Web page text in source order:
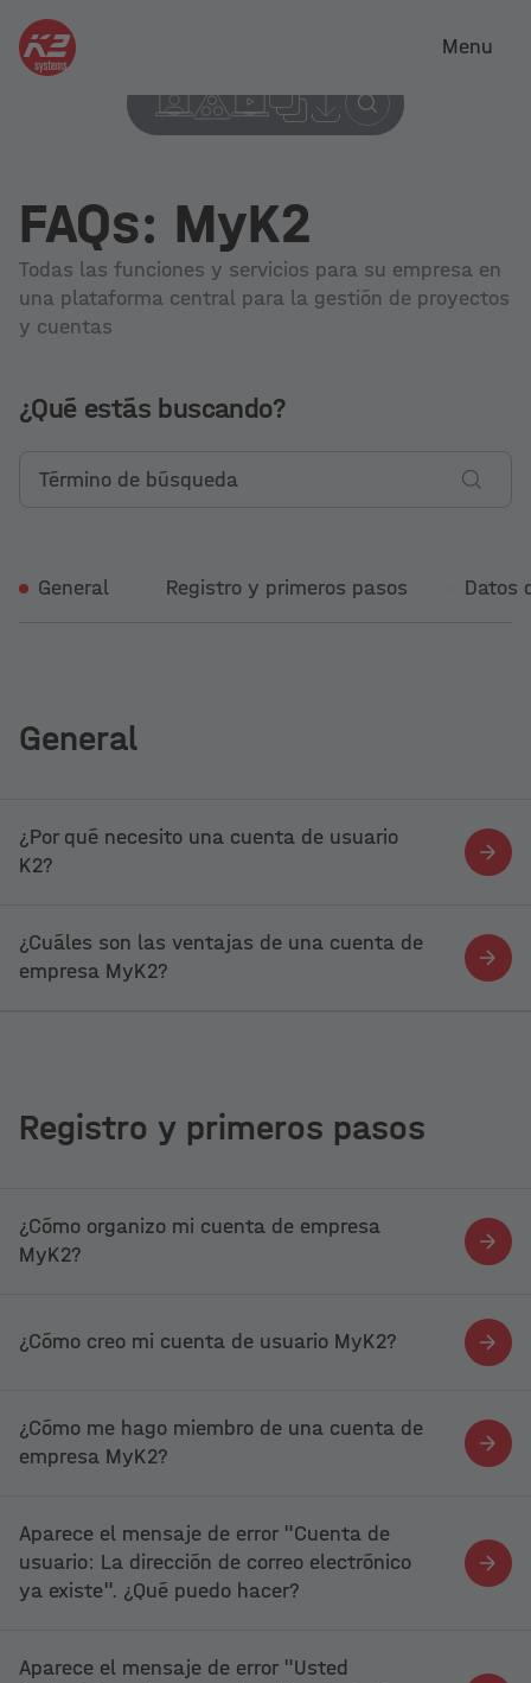
Menu
FAQs: MyK2
Todas las funciones y servicios para su empresa en
una plataforma central para la gestión de proyectos
y cuentas
¿Qué estás buscando?
General Registro y primeros pasos Datos
General
¿Por qué necesito una cuenta de usuario
K2?
¿Cuáles son las ventajas de una cuenta de
empresa MyK2?
Registro y primeros pasos
¿Cómo organizo mi cuenta de empresa
MyK2?
¿Cómo creo mi cuenta de usuario MyK2?
¿Cómo me hago miembro de una cuenta de
empresa MyK2?
Aparece el mensaje de error "Cuenta de
usuario: La dirección de correo electrónico
ya existe". ¿Qué puedo hacer?
Aparece el mensaje de error "Usted